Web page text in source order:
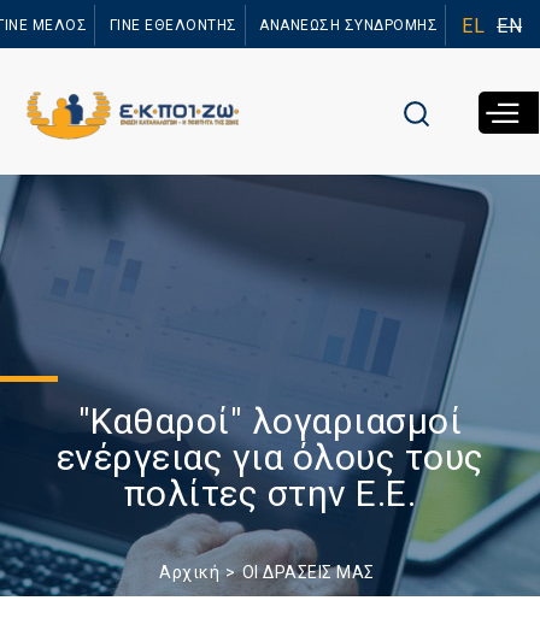
προς το
ΜΕΛΟΣ ΓΙΝΕ ΕΘΕΛΟΝΤΗΣ ΑΝΑΝΕΩΣΗ ΣΥΝΔΡΟΜΗΣ EL EN
"Καθαροί" λογαριασμοί
ενέργειας για όλους τους
πολίτες στην Ε.Ε.
Αρχική ΟΙ ΔΡΑΣΕΙΣ ΜΑΣ